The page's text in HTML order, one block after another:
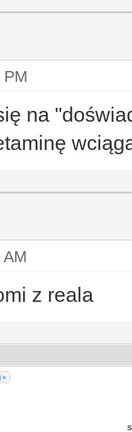
PM
na
z reala
»